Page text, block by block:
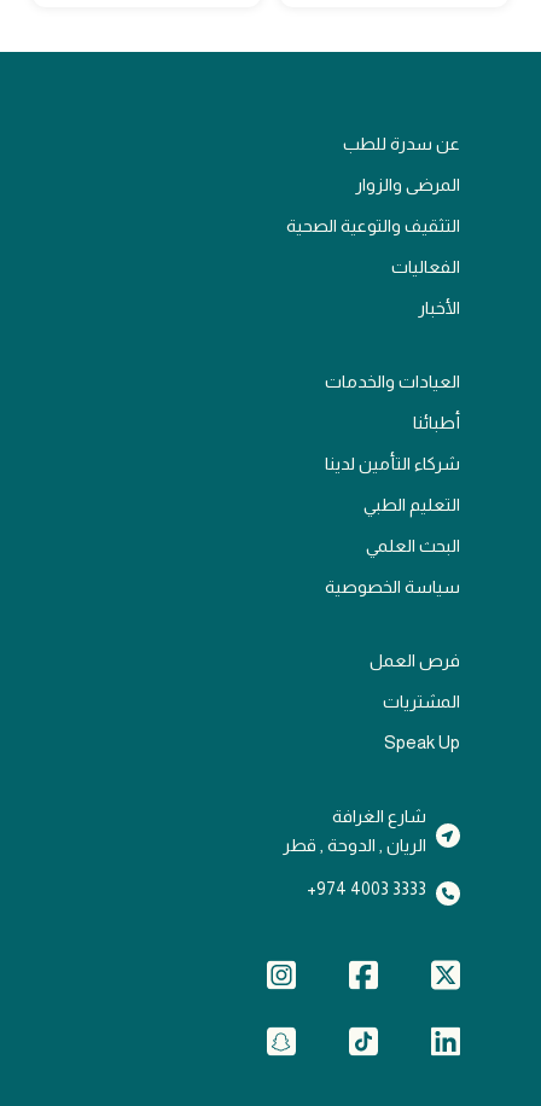
عن سدرة للطب
المرضى والزوار
التثقيف والتوعية الصحية
الفعاليات
الأخبار
العيادات والخدمات
أطبائنا
شركاء التأمين لدينا
التعليم الطبي
البحث العلمي
سياسة الخصوصية
فرص العمل
المشتريات
Speak Up
شارع الغرافة
الريان , الدوحة , قطر
3333 4003 974+